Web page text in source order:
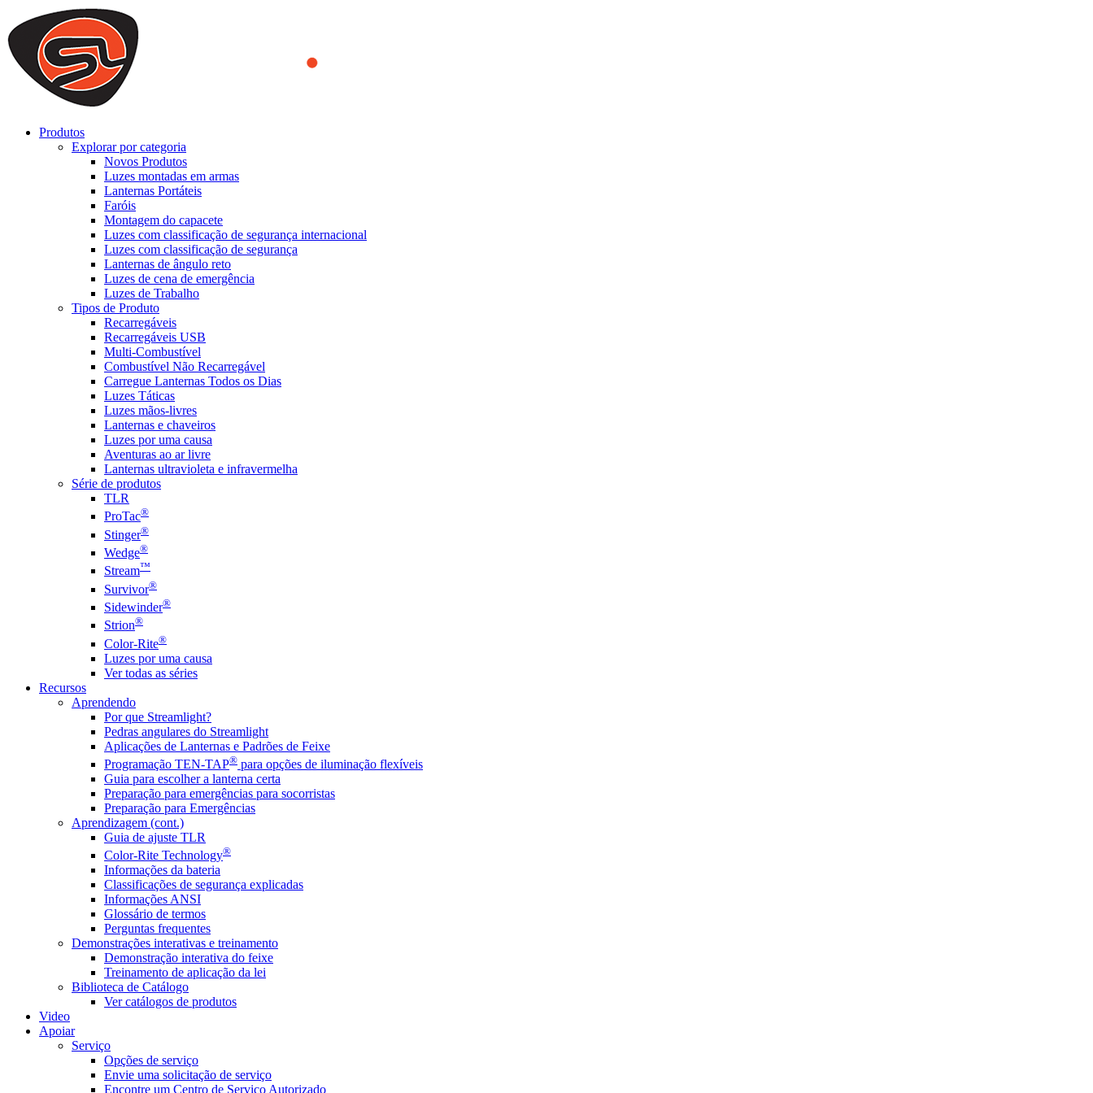
We use cookies to ensure that we provide you the best experience on our website. By continuing to browse this website, you accept that cookies are used to help us analyze how the website is used and to offer
you a better experience. To learn more or to find out how you can disable cookies, you can access our
ACCEPT AND CLOSE
Produtos
Explorar por categoria
Novos Produtos
Luzes montadas em armas
Lanternas Portáteis
Faróis
Montagem do capacete
Luzes com classificação de segurança internacional
Luzes com classificação de segurança
Lanternas de ângulo reto
Luzes de cena de emergência
Luzes de Trabalho
Tipos de Produto
Recarregáveis
Recarregáveis USB
Multi-Combustível
Combustível Não Recarregável
Carregue Lanternas Todos os Dias
Luzes Táticas
Luzes mãos-livres
Lanternas e chaveiros
Luzes por uma causa
Aventuras ao ar livre
Lanternas ultravioleta e infravermelha
Série de produtos
TLR
ProTac®
Stinger®
Wedge®
Stream™
Survivor®
Sidewinder®
Strion®
Color-Rite®
Luzes por uma causa
Ver todas as séries
Recursos
Aprendendo
Por que Streamlight?
Pedras angulares do Streamlight
Aplicações de Lanternas e Padrões de Feixe
Programação TEN-TAP® para opções de iluminação flexíveis
Guia para escolher a lanterna certa
Preparação para emergências para socorristas
Preparação para Emergências
Aprendizagem (cont.)
Guia de ajuste TLR
Color-Rite Technology®
Informações da bateria
Classificações de segurança explicadas
Informações ANSI
Glossário de termos
Perguntas frequentes
Demonstrações interativas e treinamento
Demonstração interativa do feixe
Treinamento de aplicação da lei
Biblioteca de Catálogo
Ver catálogos de produtos
Video
Apoiar
Serviço
Opções de serviço
Envie uma solicitação de serviço
Encontre um Centro de Serviço Autorizado